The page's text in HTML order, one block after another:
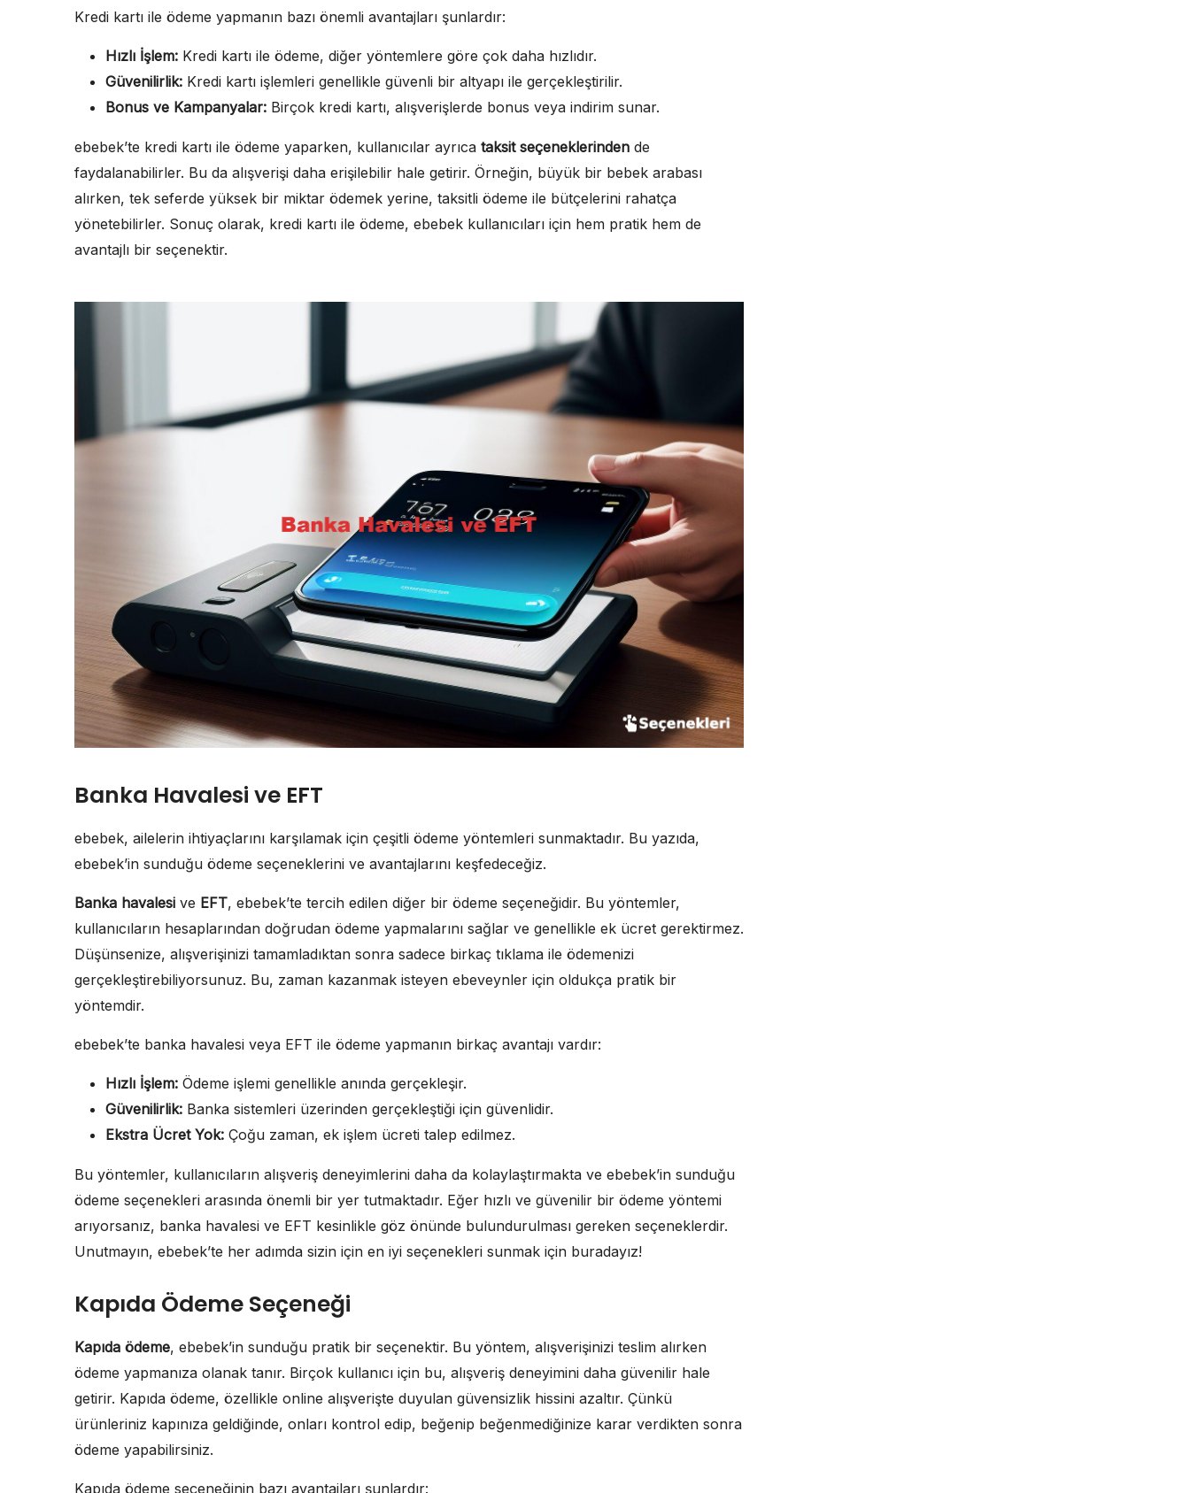
Kredi kartı ile ödeme yapmanın bazı önemli avantajları şunlardır:
Hızlı İşlem: Kredi kartı ile ödeme, diğer yöntemlere göre çok daha hızlıdır.
Güvenilirlik: Kredi kartı işlemleri genellikle güvenli bir altyapı ile gerçekleştirilir.
Bonus ve Kampanyalar: Birçok kredi kartı, alışverişlerde bonus veya indirim sunar.
ebebek’te kredi kartı ile ödeme yaparken, kullanıcılar ayrıca taksit seçeneklerinden de
faydalanabilirler. Bu da alışverişi daha erişilebilir hale getirir. Örneğin, büyük bir bebek arabası
alırken, tek seferde yüksek bir miktar ödemek yerine, taksitli ödeme ile bütçelerini rahatça
yönetebilirler. Sonuç olarak, kredi kartı ile ödeme, ebebek kullanıcıları için hem pratik hem de
avantajlı bir seçenektir.
Banka Havalesi ve EFT
ebebek, ailelerin ihtiyaçlarını karşılamak için çeşitli ödeme yöntemleri sunmaktadır. Bu yazıda,
ebebek’in sunduğu ödeme seçeneklerini ve avantajlarını keşfedeceğiz.
Banka havalesi ve EFT, ebebek’te tercih edilen diğer bir ödeme seçeneğidir. Bu yöntemler,
kullanıcıların hesaplarından doğrudan ödeme yapmalarını sağlar ve genellikle ek ücret gerektirmez.
Düşünsenize, alışverişinizi tamamladıktan sonra sadece birkaç tıklama ile ödemenizi
gerçekleştirebiliyorsunuz. Bu, zaman kazanmak isteyen ebeveynler için oldukça pratik bir
yöntemdir.
ebebek’te banka havalesi veya EFT ile ödeme yapmanın birkaç avantajı vardır:
Hızlı İşlem: Ödeme işlemi genellikle anında gerçekleşir.
Güvenilirlik: Banka sistemleri üzerinden gerçekleştiği için güvenlidir.
Ekstra Ücret Yok: Çoğu zaman, ek işlem ücreti talep edilmez.
Bu yöntemler, kullanıcıların alışveriş deneyimlerini daha da kolaylaştırmakta ve ebebek’in sunduğu
ödeme seçenekleri arasında önemli bir yer tutmaktadır. Eğer hızlı ve güvenilir bir ödeme yöntemi
arıyorsanız, banka havalesi ve EFT kesinlikle göz önünde bulundurulması gereken seçeneklerdir.
Unutmayın, ebebek’te her adımda sizin için en iyi seçenekleri sunmak için buradayız!
Kapıda Ödeme Seçeneği
Kapıda ödeme, ebebek’in sunduğu pratik bir seçenektir. Bu yöntem, alışverişinizi teslim alırken
ödeme yapmanıza olanak tanır. Birçok kullanıcı için bu, alışveriş deneyimini daha güvenilir hale
getirir. Kapıda ödeme, özellikle online alışverişte duyulan güvensizlik hissini azaltır. Çünkü
ürünleriniz kapınıza geldiğinde, onları kontrol edip, beğenip beğenmediğinize karar verdikten sonra
ödeme yapabilirsiniz.
Kapıda ödeme seçeneğinin bazı avantajları şunlardır: